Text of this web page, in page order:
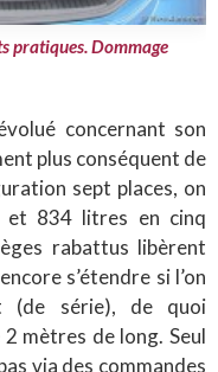
pratiques. Dommage
concernant son
plus conséquent de
sept places, on
834 litres en cinq
rabattus libèrent
s’étendre si l’on
(de série), de quoi
mètres de long. Seul
via des commandes